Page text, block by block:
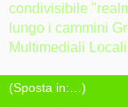
condivisibile
lungo i cammini
Multimediali